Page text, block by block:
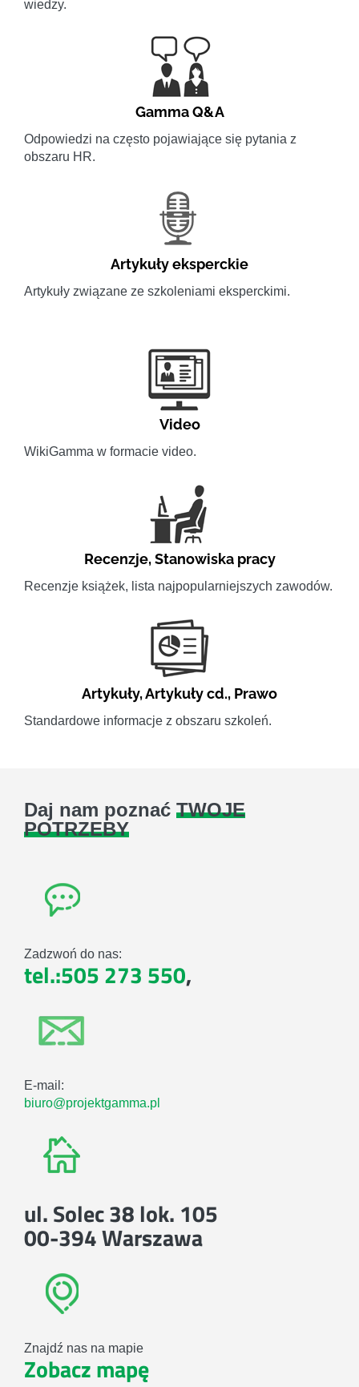
wiedzy.
Gamma Q&A
Odpowiedzi na często pojawiające się pytania z
obszaru HR.
Artykuły eksperckie
Artykuły związane ze szkoleniami eksperckimi.
Video
WikiGamma w formacie video.
Recenzje,Stanowiska pracy
Recenzje książek, lista najpopularniejszych zawodów.
Artykuły,Artykuły cd., Prawo
Standardowe informacje z obszaru szkoleń.
Daj nam poznać TWOJE
POTRZEBY
Zadzwoń do nas:
tel.:505 273 550,
E-mail:
biuro@projektgamma.pl
ul. Solec 38 lok. 105
00-394 Warszawa
Znajdź nas na mapie
Zobacz mapę